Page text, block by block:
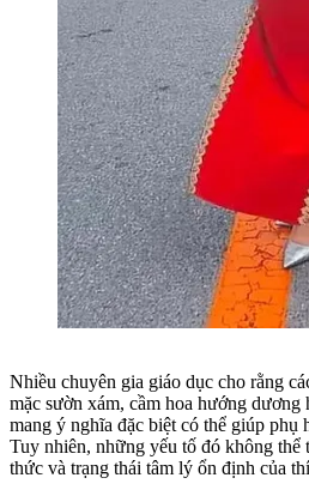
Nhiều chuyên gia giáo dục cho rằng
mặc sườn xám, cầm hoa hướng dương
mang ý nghĩa đặc biệt có thể giúp phụ
Tuy nhiên, những yếu tố đó không thể
thức và trạng thái tâm lý ổn định của